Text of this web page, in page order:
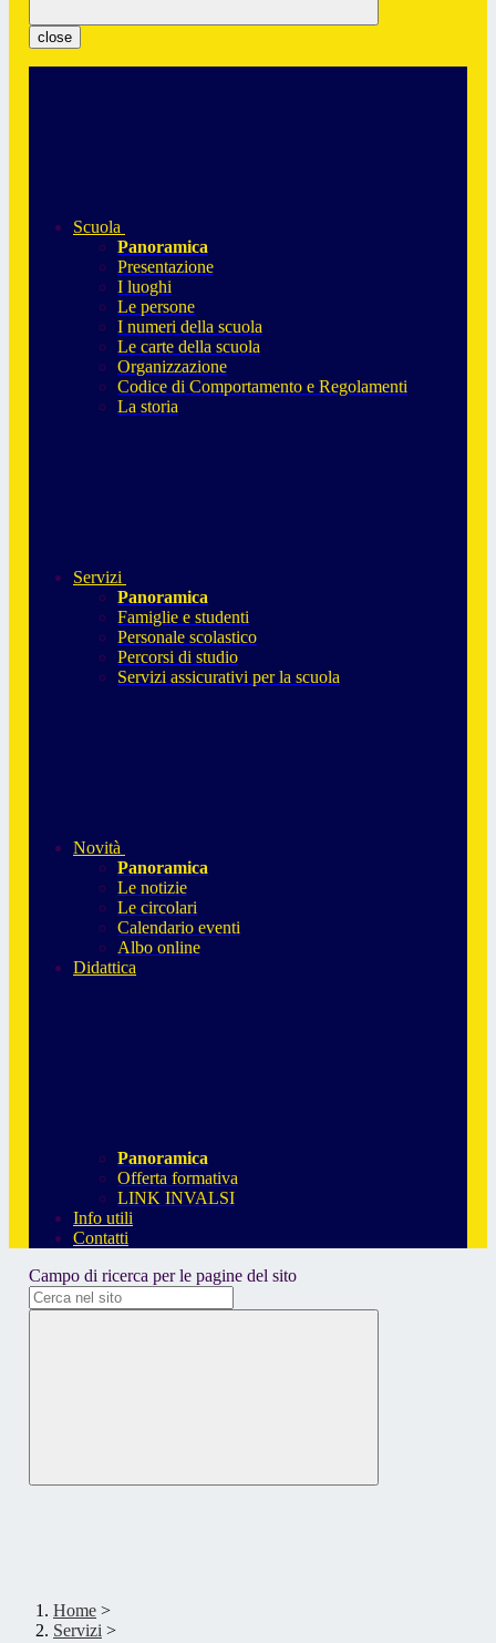
close
Scuola
Panoramica
Presentazione
I luoghi
Le persone
I numeri della scuola
Le carte della scuola
Organizzazione
Codice di Comportamento e Regolamenti
La storia
Servizi
Panoramica
Famiglie e studenti
Personale scolastico
Percorsi di studio
Servizi assicurativi per la scuola
Novità
Panoramica
Le notizie
Le circolari
Calendario eventi
Albo online
Didattica
Panoramica
Offerta formativa
LINK INVALSI
Info utili
Contatti
Campo di ricerca per le pagine del sito
Home >
Servizi >